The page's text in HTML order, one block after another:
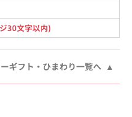
30文字以内)
ギフト・ひまわり一覧へ